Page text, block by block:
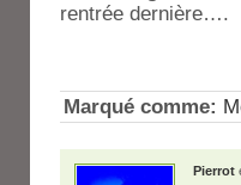
rentrée dernière….
Marqué comme:
Pierrot